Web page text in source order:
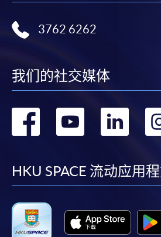
3762 6262
我们的社交媒体
转
facebook
转
转
HKU SPACE 流动应用